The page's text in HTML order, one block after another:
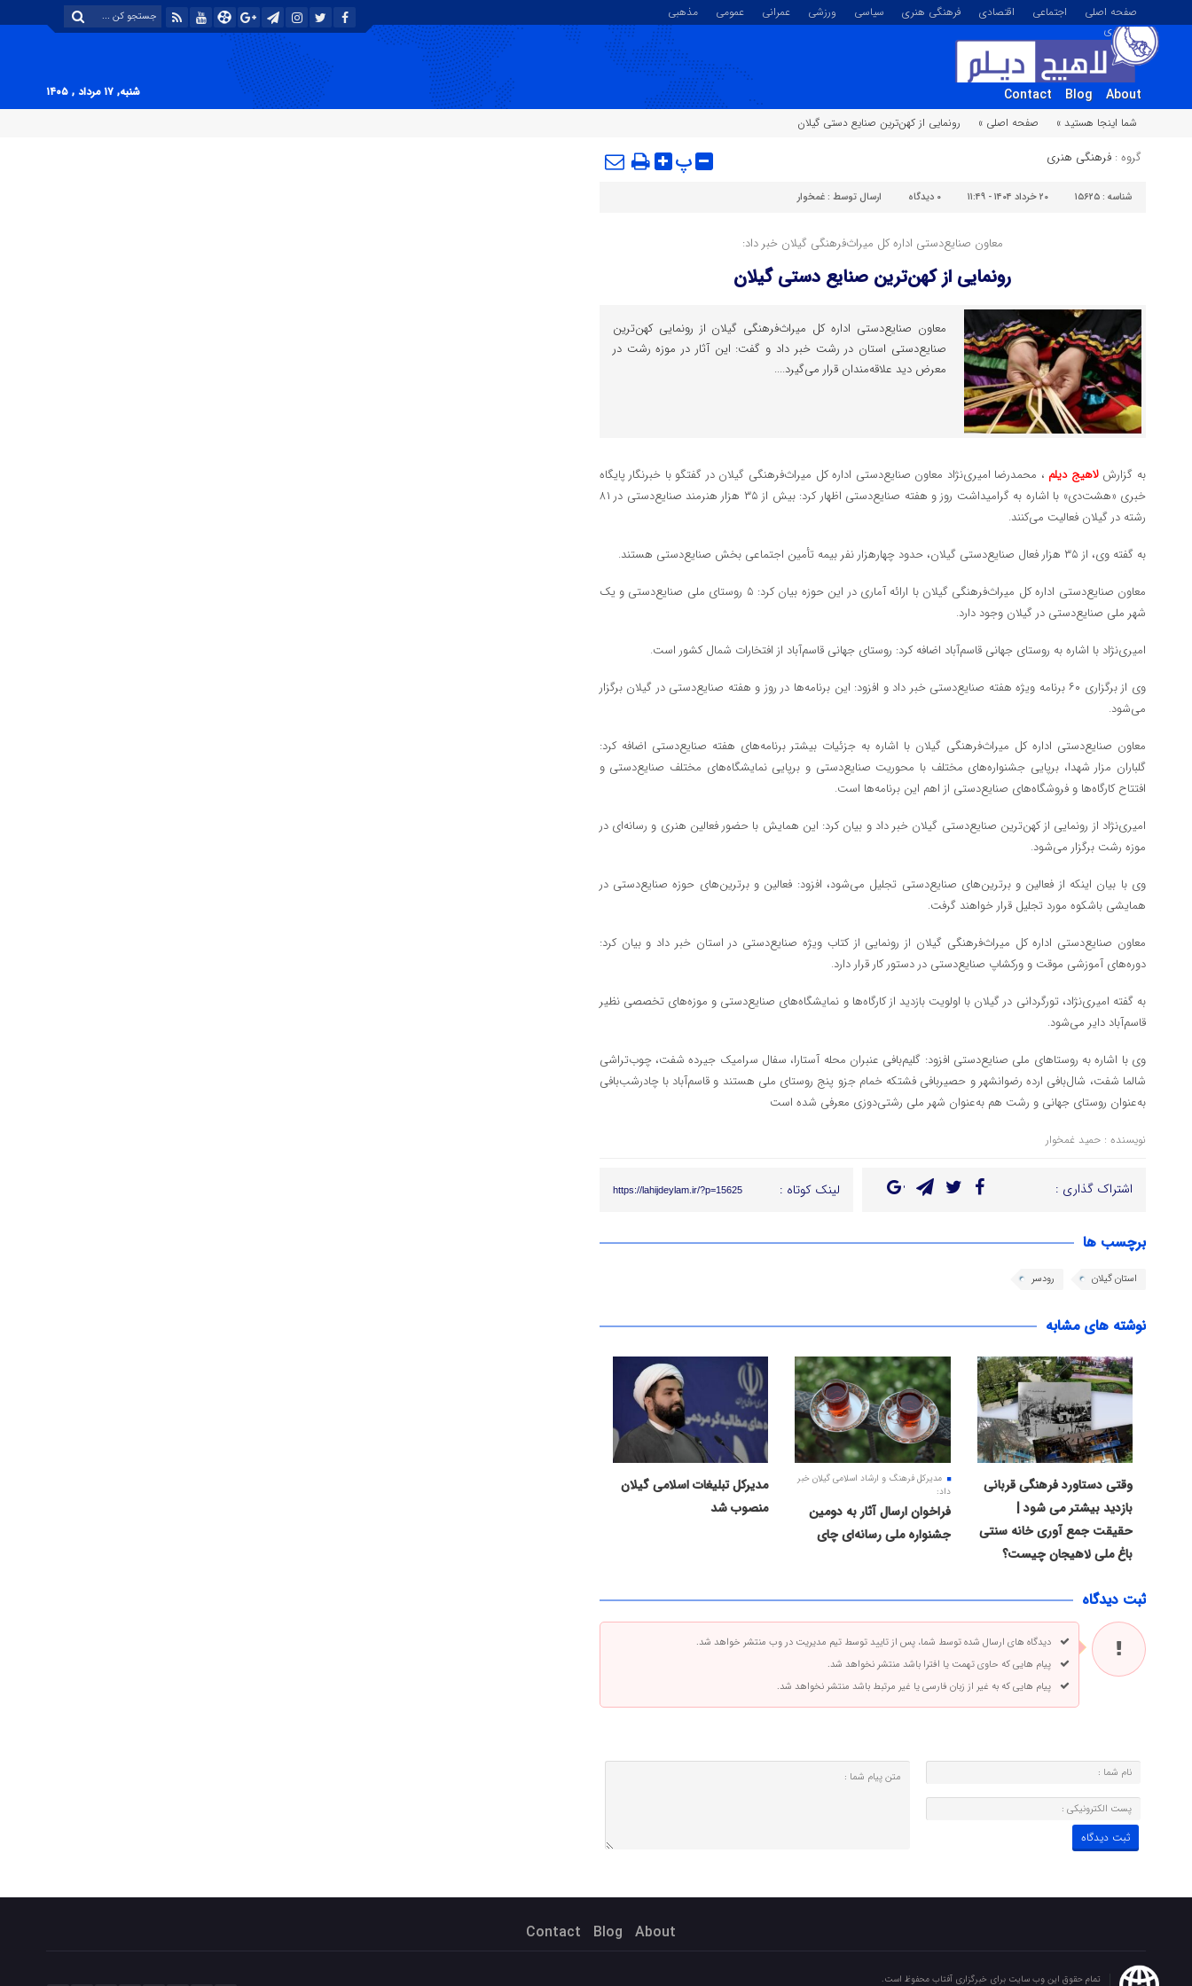
صفحه اصلی اجتماعی اقتصادی فرهنگی هنری سیاسی ورزشی عمرانی عمومی
مذهبی
تصویری
About
Blog
Contact
شنبه, ۱۷ مرداد , ۱۴۰۵
شما اینجا هستید »
صفحه اصلی » رونمایی از کهن‌ترین صنایع دستی گیلان
گروه : فرهنگی هنری پ
شناسه : ۱۵۶۲۵ ۲۰ خرداد ۱۴۰۴ - ۱۱:۴۹ ۰ دیدگاه ارسال توسط : غمخوار
معاون صنایع‌دستی اداره کل میراث‌فرهنگی گیلان خبر داد:
رونمایی از کهن‌ترین صنایع دستی گیلان
معاون صنایع‌دستی اداره کل میراث‌فرهنگی گیلان از رونمایی کهن‌ترین
صنایع‌دستی استان در رشت خبر داد و گفت: این آثار در موزه رشت در
معرض دید علاقه‌مندان قرار می‌گیرد....
به گزارشلاهیج دیلم ، محمدرضا امیری‌نژاد معاون صنایع‌دستی اداره کل میراث‌فرهنگی گیلان در گفتگو با خبرنگار پایگاه
خبری «هشت‌دی» با اشاره به گرامیداشت روز و هفته صنایع‌دستی اظهار کرد: بیش از ۳۵ هزار هنرمند صنایع‌دستی در ۸۱
رشته در گیلان فعالیت می‌کنند.
به گفته وی، از ۳۵ هزار فعال صنایع‌دستی گیلان، حدود چهارهزار نفر بیمه تأمین اجتماعی بخش صنایع‌دستی هستند.
معاون صنایع‌دستی اداره کل میراث‌فرهنگی گیلان با ارائه آماری در این حوزه بیان کرد: ۵ روستای ملی صنایع‌دستی و یک
شهر ملی صنایع‌دستی در گیلان وجود دارد.
امیری‌نژاد با اشاره به روستای جهانی قاسم‌آباد اضافه کرد: روستای جهانی قاسم‌آباد از افتخارات شمال کشور است.
وی از برگزاری ۶۰ برنامه ویژه هفته صنایع‌دستی خبر داد و افزود: این برنامه‌ها در روز و هفته صنایع‌دستی در گیلان برگزار
می‌شود.
معاون صنایع‌دستی اداره کل میراث‌فرهنگی گیلان با اشاره به جزئیات بیشتر برنامه‌های هفته صنایع‌دستی اضافه کرد:
گلباران مزار شهدا، برپایی جشنواره‌های مختلف با محوریت صنایع‌دستی و برپایی نمایشگاه‌های مختلف صنایع‌دستی و
افتتاح کارگاه‌ها و فروشگاه‌های صنایع‌دستی از اهم این برنامه‌ها است.
امیری‌نژاد از رونمایی از کهن‌ترین صنایع‌دستی گیلان خبر داد و بیان کرد: این همایش با حضور فعالین هنری و رسانه‌ای در
موزه رشت برگزار می‌شود.
وی با بیان اینکه از فعالین و برترین‌های صنایع‌دستی تجلیل می‌شود، افزود: فعالین و برترین‌های حوزه صنایع‌دستی در
همایشی باشکوه مورد تجلیل قرار خواهند گرفت.
معاون صنایع‌دستی اداره کل میراث‌فرهنگی گیلان از رونمایی از کتاب ویژه صنایع‌دستی در استان خبر داد و بیان کرد:
دوره‌های آموزشی موقت و ورکشاپ صنایع‌دستی در دستور کار قرار دارد.
به گفته امیری‌نژاد، تورگردانی در گیلان با اولویت بازدید از کارگاه‌ها و نمایشگاه‌های صنایع‌دستی و موزه‌های تخصصی نظیر
قاسم‌آباد دایر می‌شود.
وی با اشاره به روستاهای ملی صنایع‌دستی افزود: گلیم‌بافی عنبران محله آستارا، سفال سرامیک جیرده شفت، چوب‌تراشی
شالما شفت، شال‌بافی ارده رضوانشهر و حصیربافی فشتکه خمام جزو پنج روستای ملی هستند و قاسم‌آباد با چادرشب‌بافی
به‌عنوان روستای جهانی و رشت هم به‌عنوان شهر ملی رشتی‌دوزی معرفی شده است
نویسنده : حمید غمخوار
اشتراک گذاری : لینک کوتاه : https://lahijdeylam.ir/?p=15625
برچسب ها
استان گیلان رودسر
نوشته های مشابه
وقتی دستاورد فرهنگی قربانی
بازدید بیشتر می شود |
حقیقت جمع آوری خانه سنتی
باغ ملی لاهیجان چیست؟
مدیرکل فرهنگ و ارشاد اسلامی گیلان خبر
داد:
فراخوان ارسال آثار به دومین
جشنواره ملی رسانه‌ای چای
مدیرکل تبلیغات اسلامی گیلان
منصوب شد
ثبت دیدگاه
دیدگاه های ارسال شده توسط شما، پس از تایید توسط تیم مدیریت در وب منتشر خواهد شد.
پیام هایی که حاوی تهمت یا افترا باشد منتشر نخواهد شد.
پیام هایی که به غیر از زبان فارسی یا غیر مرتبط باشد منتشر نخواهد شد.
About
Blog
Contact
تمام حقوق این وب سایت برای خبرگزاری آفتاب محفوظ است.